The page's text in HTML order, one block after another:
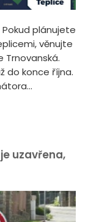
Pokud plánujete
věnujte
Trnovanská.
do konce října.
uzavřena,